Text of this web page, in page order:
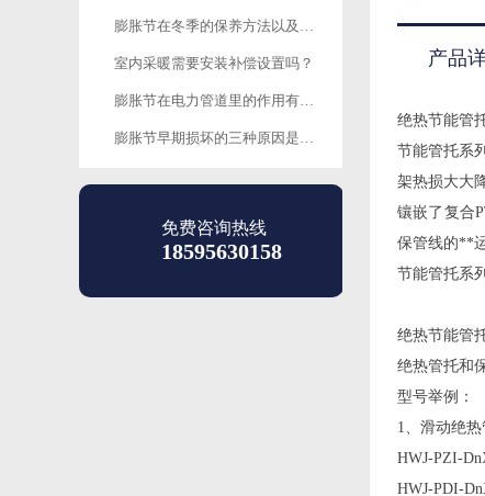
膨胀节在冬季的保养方法以及需要注意的问题有哪些？
室内采暖需要安装补偿设置吗？
膨胀节在电力管道里的作用有哪些？
膨胀节早期损坏的三种原因是什么？
免费咨询热线
18595630158
产品
绝热节能管
节能管托系
架热损大大
镶嵌了复合
保管线的**
节能管托系
绝热节能管
绝热管托和
型号举例：
1、滑动绝
HWJ-PZI-
HWJ-PDI-